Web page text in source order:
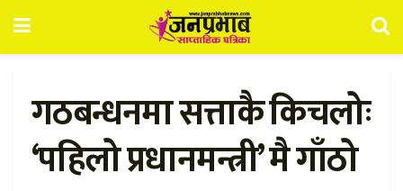
गठबन्धनमा सत्ताकै किचलोः
‘पहिलो प्रधानमन्त्री’ मै गाँठो